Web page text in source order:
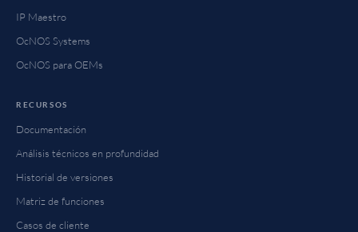
IP Maestro
OcNOS Systems
OcNOS para OEMs
RECURSOS
Documentación
Análisis técnicos en profundidad
Historial de versiones
Matriz de funciones
Casos de cliente